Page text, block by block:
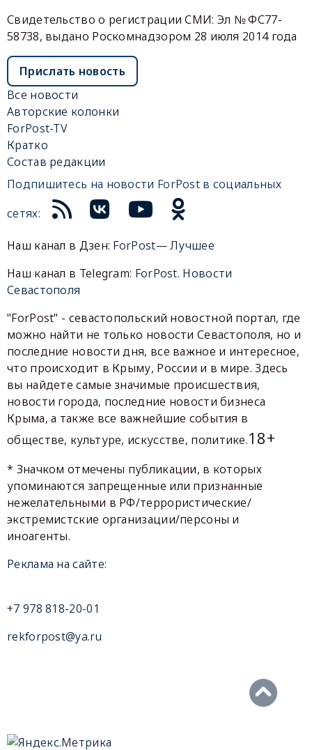
Свидетельство о регистрации СМИ: Эл № ФС77-
58738, выдано Роскомнадзором 28 июля 2014 года
Прислать новость
Все новости
Авторские колонки
ForPost-TV
Кратко
Состав редакции
Подпишитесь на новости ForPost в социальных
сетях:
Наш канал в Дзен: ForPost— Лучшее
Наш канал в Telegram: ForPost. Новости
Севастополя
"ForPost" - севастопольский новостной портал, где
можно найти не только новости Севастополя, но и
последние новости дня, все важное и интересное,
что происходит в Крыму, России и в мире. Здесь
вы найдете самые значимые происшествия,
новости города, последние новости бизнеса
Крыма, а также все важнейшие события в
обществе, культуре, искусстве, политике.18+
* Значком отмечены публикации, в которых
упоминаются запрещенные или признанные
нежелательными в РФ/террористические/
экстремистские организации/персоны и
иноагенты.
Реклама на сайте:
+7 978 818-20-01
rekforpost@ya.ru